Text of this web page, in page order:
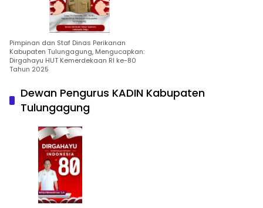
Pimpinan dan Staf Dinas Perikanan
Kabupaten Tulungagung, Mengucapkan:
Dirgahayu HUT Kemerdekaan RI ke-80
Tahun 2025
Dewan Pengurus KADIN Kabupaten
Tulungagung